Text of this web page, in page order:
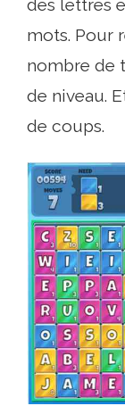
des lettres
mots. Pour
nombre de
de niveau.
de coups.